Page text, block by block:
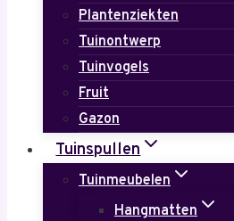
Plantenziekten
Tuinontwerp
Tuinvogels
Fruit
Gazon
Tuinspullen
Tuinmeubelen
Hangmatten